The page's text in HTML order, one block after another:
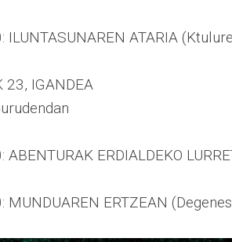
ILUNTASUNAREN ATARIA
23, IGANDEA
ABENTURAK ERDIALDEKO
MUNDUAREN ERTZEAN